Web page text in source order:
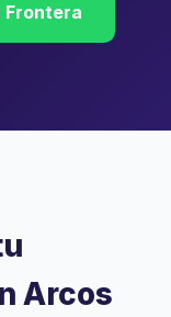
Frontera
Arcos